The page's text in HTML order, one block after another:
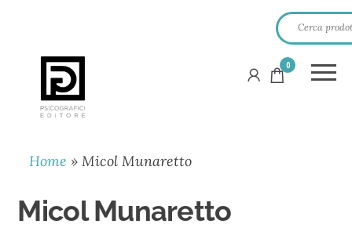
PSICOGRAFICI
EDITORE
0
Home »Micol Munaretto
Micol Munaretto